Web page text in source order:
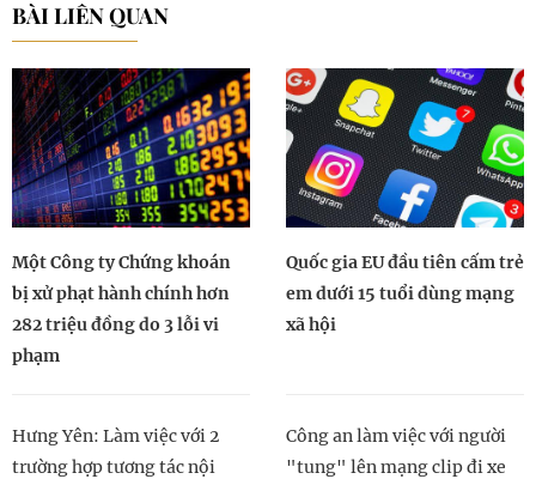
BÀI LIÊN QUAN
Một Công ty Chứng khoán
bị xử phạt hành chính hơn
282 triệu đồng do 3 lỗi vi
phạm
Quốc gia EU đầu tiên cấm trẻ
em dưới 15 tuổi dùng mạng
xã hội
Hưng Yên: Làm việc với 2
trường hợp tương tác nội
Công an làm việc với người
"tung" lên mạng clip đi xe